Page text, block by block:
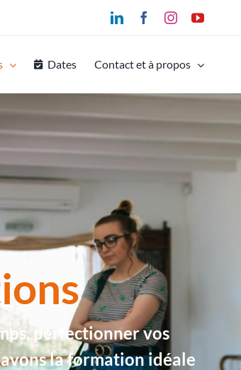
LinkedInFacebookInstagram
Dates Contact et à propos
perfectionner vos
la formation idéale